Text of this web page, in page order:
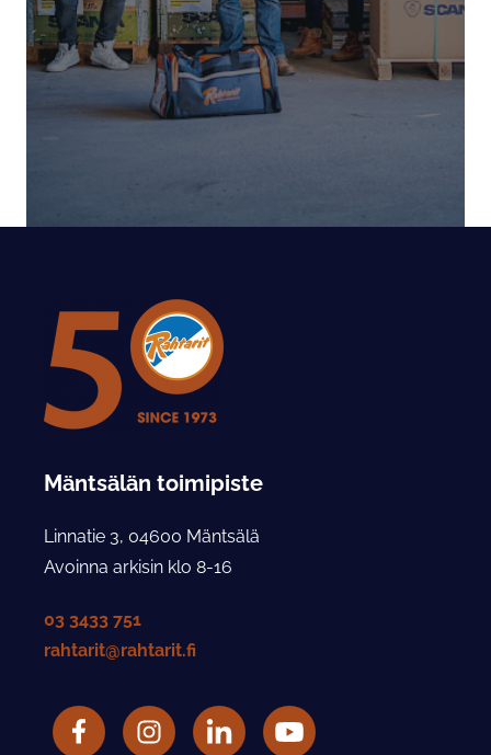
Mäntsälän toimipiste
Linnatie 3, 04600 Mäntsälä
Avoinna arkisin klo 8-16
03 3433 751
rahtarit@rahtarit.fi
FacebookRahtarit ry Instagram-tili
LinkedIn Rahtarit ry YouTube-tili